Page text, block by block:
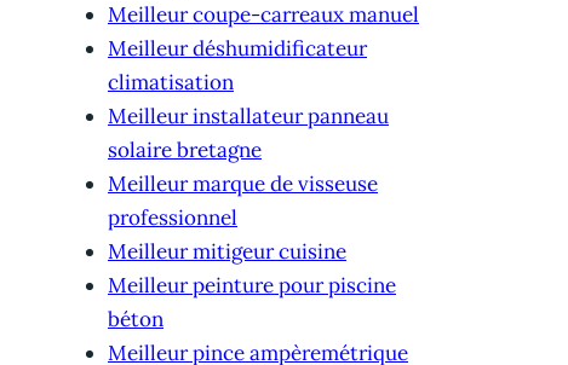
Meilleur coupe-carreaux manuel
Meilleur déshumidificateur
climatisation
Meilleur installateur panneau
solaire bretagne
Meilleur marque de visseuse
professionnel
Meilleur mitigeur cuisine
Meilleur peinture pour piscine
béton
Meilleur pince ampèremétrique